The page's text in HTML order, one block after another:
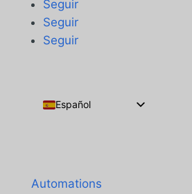
Seguir
Seguir
Seguir
Español
Automations